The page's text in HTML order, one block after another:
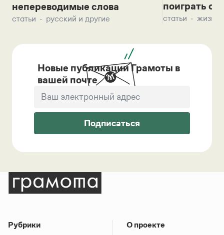
непереводимые слова
статьи русский и другие
поиграть с
статьи жизнь
Новые публикации Грамоты в
вашей почте
Подписаться
Рубрики О проекте